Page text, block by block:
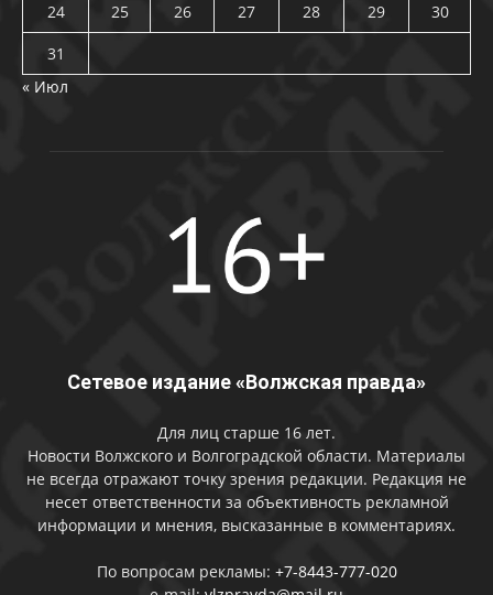
24
25 26 27 28 29
30
31
« Июл
Сетевое издание «Волжская правда»
Для лиц старше 16 лет.
Новости Волжского и Волгоградской области. Материалы
не всегда отражают точку зрения редакции. Редакция не
несет ответственности за объективность рекламной
информации и мнения, высказанные в комментариях.
По вопросам рекламы: +7-8443-777-020